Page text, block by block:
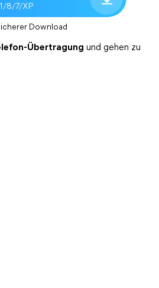
8/7/XP
Download
Übertragung und gehen zu